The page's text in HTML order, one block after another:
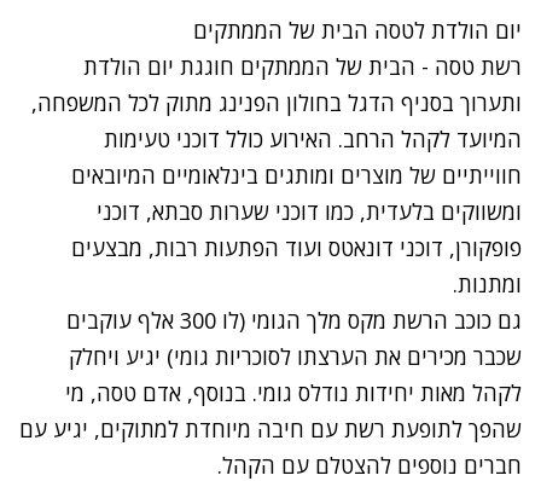
יום הולדת לטסה הבית של הממתקים
רשת טסה - הבית של הממתקים חוגגת יום הולדת
ותערוך בסניף הדגל בחולון הפנינג מתוק לכל המשפחה,
המיועד לקהל הרחב. האירוע כולל דוכני טעימות
חווייתיים של מוצרים ומותגים בינלאומיים המיובאים
ומשווקים בלעדית, כמו דוכני שערות סבתא, דוכני
פופקורן, דוכני דונאטס ועוד הפתעות רבות, מבצעים
ומתנות.
גם כוכב הרשת מקס מלך הגומי (לו 300 אלף עוקבים
שכבר מכירים את הערצתו לסוכריות גומי) יגיע ויחלק
לקהל מאות יחידות נודלס גומי. בנוסף, אדם טסה, מי
שהפך לתופעת רשת עם חיבה מיוחדת למתוקים, יגיע עם
חברים נוספים להצטלם עם הקהל.